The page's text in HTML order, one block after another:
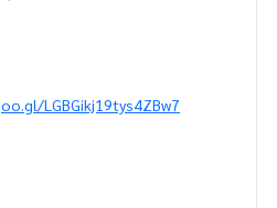
LGBGikj19tys4ZBw7